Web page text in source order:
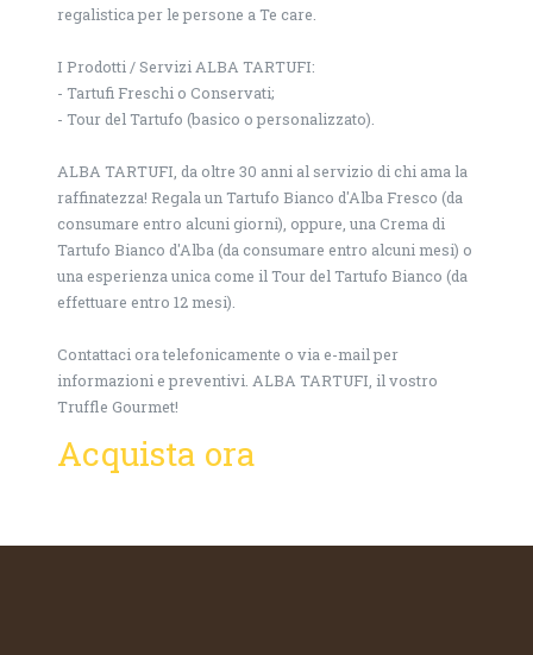
regalistica per le persone a Te care.
I Prodotti / Servizi ALBA TARTUFI:
- Tartufi Freschi o Conservati;
- Tour del Tartufo (basico o personalizzato).
ALBA TARTUFI, da oltre 30 anni al servizio di chi ama la
raffinatezza! Regala un Tartufo Bianco d'Alba Fresco (da
consumare entro alcuni giorni), oppure, una Crema di
Tartufo Bianco d'Alba (da consumare entro alcuni mesi) o
una esperienza unica come il Tour del Tartufo Bianco (da
effettuare entro 12 mesi).
Contattaci ora telefonicamente o via e-mail per
informazioni e preventivi. ALBA TARTUFI, il vostro
Truffle Gourmet!
Acquista ora